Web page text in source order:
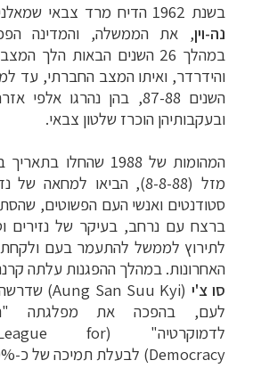
בשנת 1962
הדיח מרד צבאי
נה-וין, את הממשלה, והמדינה
במהלך 26 השנים הבאות הלך המצב הכלכלי
והידרדר, ואיתו המצב החברתי, עד
השנים 87-88, בהן
נהרגו אלפי
ובעקבותיהן הוכרז שלטון צבאי.
המהומות של 1988
מזל (8-8-88), הביאו למחאה
ברצח עם נרחב, בעיקר של נזירים
לתירוץ לממשל להתעמר בעם ולקחת
האחרונות. במהלך ההפגנות עלתה
סו צ'י (Aung San Suu Kyi)
שדרשה
לעם, בהפכה את מפלגתה
לדמוקרטיה" (for
Democracy
) לבעלת תמיכה של כ-80% בעם.